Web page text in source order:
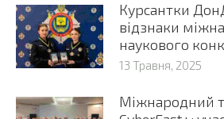
Курсантки
відзнаки
наукового
13 Травня, 2025
Міжнародний